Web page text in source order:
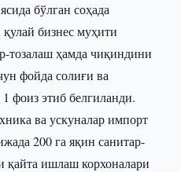
бўлган соҳада
бизнес муҳити
тозалаш ҳамда чиқиндини
фойда солиғи ва
фоиз этиб белгиланди.
ва ускуналар импорт
200 га яқин санитар-
қайта ишлаш корхоналари